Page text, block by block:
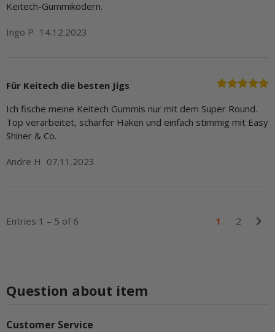
Keitech-Gummiködern.
Ingo P 14.12.2023
Für Keitech die besten Jigs
Ich fische meine Keitech Gummis nur mit dem Super Round.
Top verarbeitet, scharfer Haken und einfach stimmig mit Easy
Shiner & Co.
Andre H 07.11.2023
Entries 1 – 5 of 6 1 2
Question about item
Customer Service